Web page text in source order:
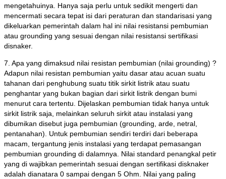
mengetahuinya. Hanya saja perlu untuk sedikit mengerti dan
mencermati secara tepat isi dari peraturan dan standarisasi yang
dikeluarkan pemerintah dalam hal ini nilai resistansi pembumian
atau grounding yang sesuai dengan nilai resistansi sertifikasi
disnaker.
7. Apa yang dimaksud nilai resistan pembumian (nilai grounding) ?
Adapun nilai resistan pembumian yaitu dasar atau acuan suatu
tahanan dari penghubung suatu titik sirkit listrik atau suatu
penghantar yang bukan bagian dari sirkit listrik dengan bumi
menurut cara tertentu. Dijelaskan pembumian tidak hanya untuk
sirkit listrik saja, melainkan seluruh sirkit atau instalasi yang
dibumikan disebut juga pembumian (grounding, arde, netral,
pentanahan). Untuk pembumian sendiri terdiri dari beberapa
macam, tergantung jenis instalasi yang terdapat pemasangan
pembumian grounding di dalamnya. Nilai standard penangkal petir
yang di wajibkan pemerintah sesuai dengan sertifikasi disknaker
adalah dianatara 0 sampai dengan 5 Ohm. Nilai yang paling